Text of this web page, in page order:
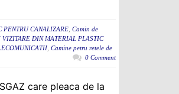
CANALIZARE Camin de
VIZITARE DIN MATERIAL PLASTIC
Camine petru retele de
0 Comment
care pleaca de la